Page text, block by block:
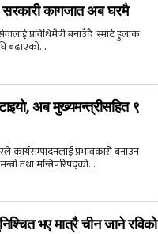
सरकारी कागजात अब घरमै
प्रविधिमैत्री बनाउँदै ‘स्मार्ट हुलाक’
बढाएको...
अब मुख्यमन्त्रीसहित ९
कार्यसम्पादनलाई प्रभावकारी बनाउन
तथा मन्त्रिपरिषद्को...
भए मात्रै चीन जाने रविको